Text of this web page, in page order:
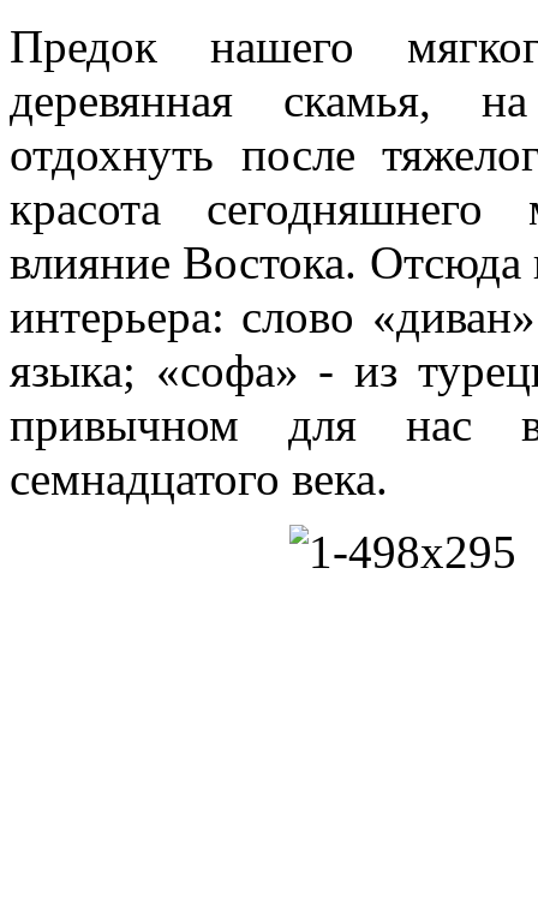
Предок нашего
деревянная скамья,
отдохнуть после
красота
влияние Востока. Отсюда
интерьера: слово
языка; «софа» - из
привычном для нас
семнадцатого века.